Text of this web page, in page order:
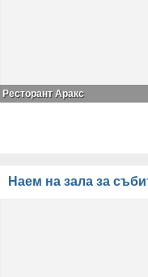
Ресторант Аракс
Наем на зала за